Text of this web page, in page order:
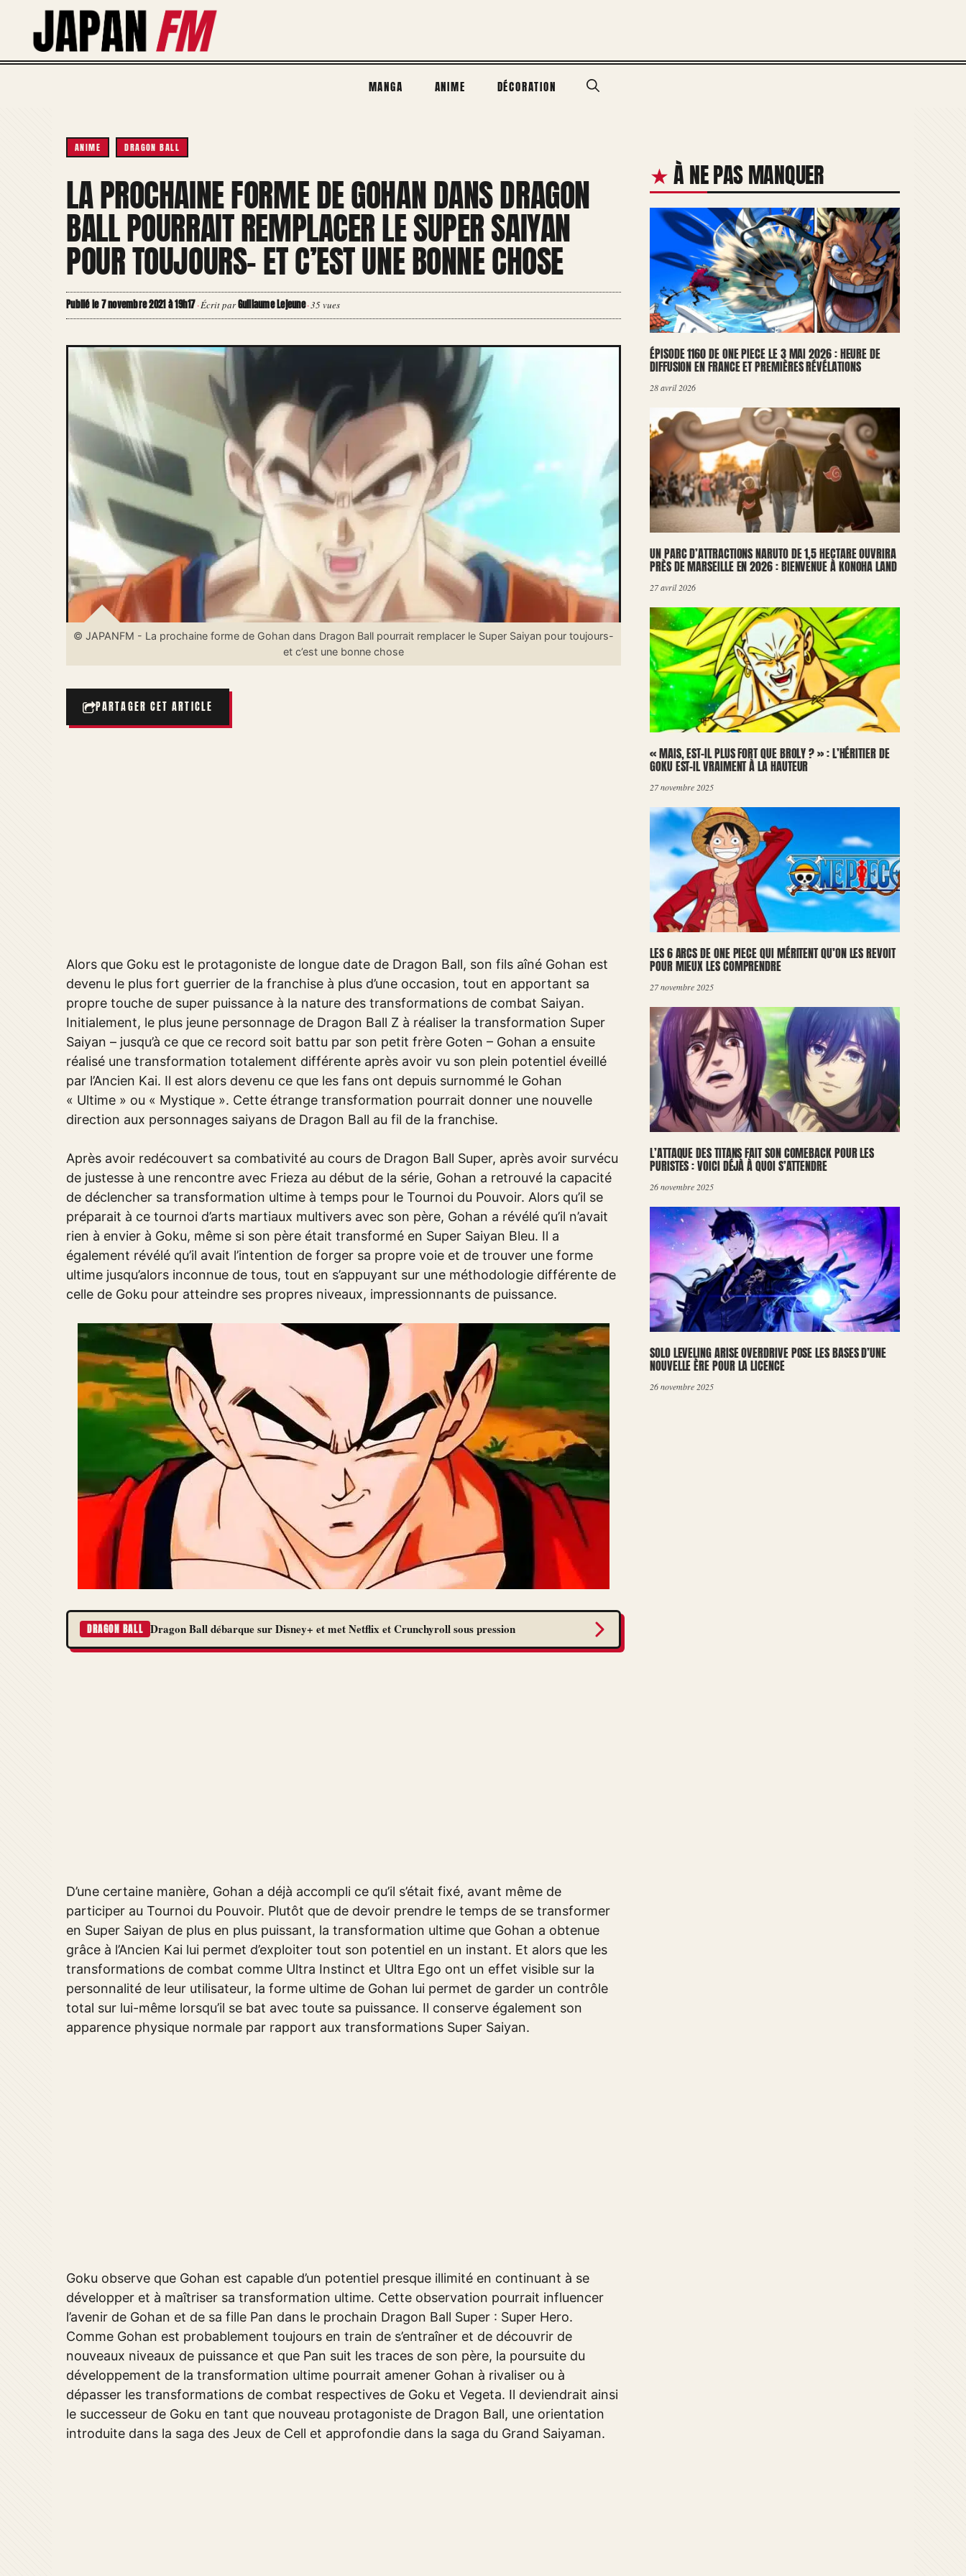
contenu
MANGA ANIME DÉCORATION
ANIME DRAGON BALL
LA PROCHAINE FORME DE GOHAN DANS DRAGON
BALL POURRAIT REMPLACER LE SUPER SAIYAN
POUR TOUJOURS- ET C’EST UNE BONNE CHOSE
Publié le 7 novembre 2021 à 19h17·Écrit parGuillaume Lejeune·35 vues
© JAPANFM - La prochaine forme de Gohan dans Dragon Ball pourrait remplacer le Super Saiyan pour toujours-
et c’est une bonne chose
PARTAGER CET ARTICLE
Alors que Goku est le protagoniste de longue date de Dragon Ball, son fils aîné Gohan est
devenu le plus fort guerrier de la franchise à plus d’une occasion, tout en apportant sa
propre touche de super puissance à la nature des transformations de combat Saiyan.
Initialement, le plus jeune personnage de Dragon Ball Z à réaliser la transformation Super
Saiyan – jusqu’à ce que ce record soit battu par son petit frère Goten – Gohan a ensuite
réalisé une transformation totalement différente après avoir vu son plein potentiel éveillé
par l’Ancien Kai. Il est alors devenu ce que les fans ont depuis surnommé le Gohan
« Ultime » ou « Mystique ». Cette étrange transformation pourrait donner une nouvelle
direction aux personnages saiyans de Dragon Ball au fil de la franchise.
Après avoir redécouvert sa combativité au cours de Dragon Ball Super, après avoir survécu
de justesse à une rencontre avec Frieza au début de la série, Gohan a retrouvé la capacité
de déclencher sa transformation ultime à temps pour le Tournoi du Pouvoir. Alors qu’il se
préparait à ce tournoi d’arts martiaux multivers avec son père, Gohan a révélé qu’il n’avait
rien à envier à Goku, même si son père était transformé en Super Saiyan Bleu. Il a
également révélé qu’il avait l’intention de forger sa propre voie et de trouver une forme
ultime jusqu’alors inconnue de tous, tout en s’appuyant sur une méthodologie différente de
celle de Goku pour atteindre ses propres niveaux, impressionnants de puissance.
DRAGON BALL Dragon Ball débarque sur Disney+ et met Netflix et Crunchyroll sous pression
D’une certaine manière, Gohan a déjà accompli ce qu’il s’était fixé, avant même de
participer au Tournoi du Pouvoir. Plutôt que de devoir prendre le temps de se transformer
en Super Saiyan de plus en plus puissant, la transformation ultime que Gohan a obtenue
grâce à l’Ancien Kai lui permet d’exploiter tout son potentiel en un instant. Et alors que les
transformations de combat comme Ultra Instinct et Ultra Ego ont un effet visible sur la
personnalité de leur utilisateur, la forme ultime de Gohan lui permet de garder un contrôle
total sur lui-même lorsqu’il se bat avec toute sa puissance. Il conserve également son
apparence physique normale par rapport aux transformations Super Saiyan.
Goku observe que Gohan est capable d’un potentiel presque illimité en continuant à se
développer et à maîtriser sa transformation ultime. Cette observation pourrait influencer
l’avenir de Gohan et de sa fille Pan dans le prochain Dragon Ball Super : Super Hero.
Comme Gohan est probablement toujours en train de s’entraîner et de découvrir de
nouveaux niveaux de puissance et que Pan suit les traces de son père, la poursuite du
développement de la transformation ultime pourrait amener Gohan à rivaliser ou à
dépasser les transformations de combat respectives de Goku et Vegeta. Il deviendrait ainsi
le successeur de Goku en tant que nouveau protagoniste de Dragon Ball, une orientation
introduite dans la saga des Jeux de Cell et approfondie dans la saga du Grand Saiyaman.
À NE PAS MANQUER
ÉPISODE 1160 DE ONE PIECE LE 3 MAI 2026 : HEURE DE
DIFFUSION EN FRANCE ET PREMIÈRES RÉVÉLATIONS
28 avril 2026
UN PARC D’ATTRACTIONS NARUTO DE 1,5 HECTARE OUVRIRA
PRÈS DE MARSEILLE EN 2026 : BIENVENUE À KONOHA LAND
27 avril 2026
« MAIS, EST-IL PLUS FORT QUE BROLY ? » : L’HÉRITIER DE
GOKU EST-IL VRAIMENT À LA HAUTEUR
27 novembre 2025
LES 6 ARCS DE ONE PIECE QUI MÉRITENT QU’ON LES REVOIT
POUR MIEUX LES COMPRENDRE
27 novembre 2025
L’ATTAQUE DES TITANS FAIT SON COMEBACK POUR LES
PURISTES : VOICI DÉJÀ À QUOI S’ATTENDRE
26 novembre 2025
SOLO LEVELING ARISE OVERDRIVE POSE LES BASES D’UNE
NOUVELLE ÈRE POUR LA LICENCE
26 novembre 2025